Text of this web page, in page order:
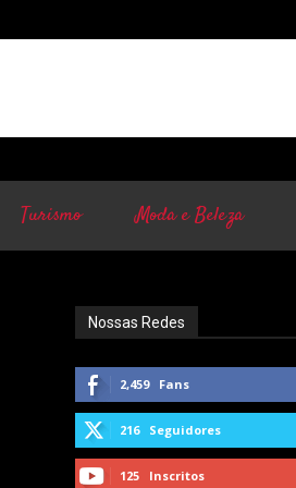
Turismo Moda e Beleza
Nossas Redes
2,459 Fans
216 Seguidores
125 Inscritos